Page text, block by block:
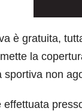
è gratuita,
la
sportiva non